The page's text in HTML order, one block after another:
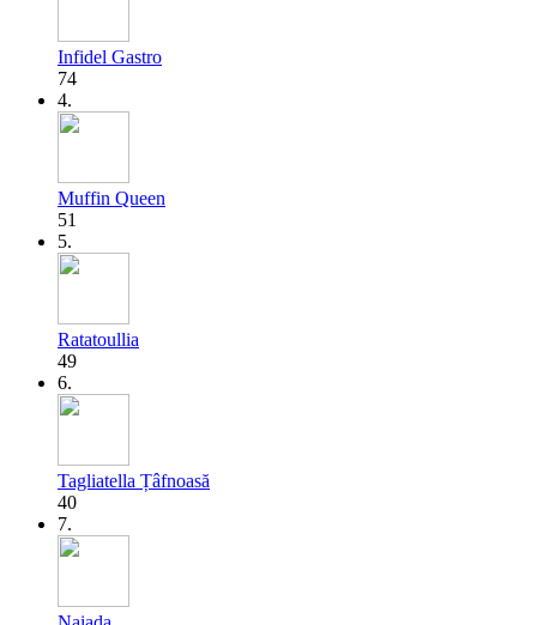
Infidel Gastro
74
4.
Muffin Queen
51
5.
Ratatoullia
49
6.
Tagliatella Țâfnoasă
40
7.